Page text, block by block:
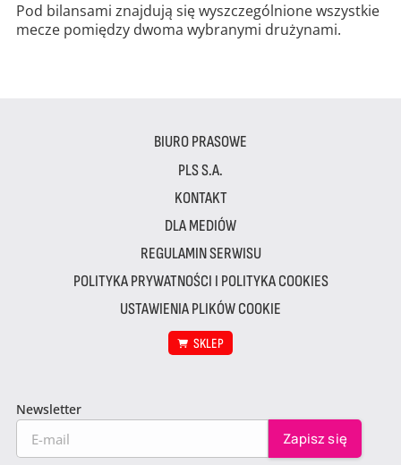
Pod bilansami znajdują się wyszczególnione wszystkie
mecze pomiędzy dwoma wybranymi drużynami.
BIURO PRASOWE
PLS S.A.
KONTAKT
DLA MEDIÓW
REGULAMIN SERWISU
POLITYKA PRYWATNOŚCI I POLITYKA COOKIES
USTAWIENIA PLIKÓW COOKIE
SKLEP
Newsletter